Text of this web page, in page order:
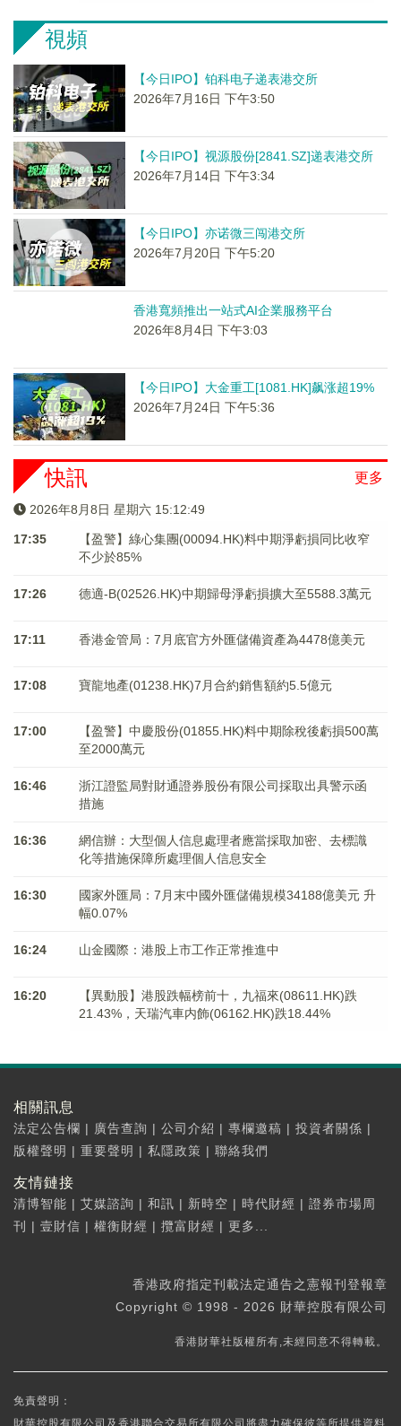
視頻
【今日IPO】铂科电子递表港交所
2026年7月16日 下午3:50
【今日IPO】视源股份[2841.SZ]递表港交所
2026年7月14日 下午3:34
【今日IPO】亦诺微三闯港交所
2026年7月20日 下午5:20
香港寬頻推出一站式AI企業服務平台
2026年8月4日 下午3:03
【今日IPO】大金重工[1081.HK]飙涨超19%
2026年7月24日 下午5:36
更多
快訊
2026年8月8日 星期六 15:12:49
17:35
【盈警】綠心集團(00094.HK)料中期淨虧損同比收窄
不少於85%
17:26 德適-B(02526.HK)中期歸母淨虧損擴大至5588.3萬元
17:11 香港金管局：7月底官方外匯儲備資產為4478億美元
17:08 寶龍地產(01238.HK)7月合約銷售額約5.5億元
17:00
【盈警】中慶股份(01855.HK)料中期除稅後虧損500萬
至2000萬元
16:46
浙江證監局對財通證券股份有限公司採取出具警示函
措施
16:36
網信辦：大型個人信息處理者應當採取加密、去標識
化等措施保障所處理個人信息安全
16:30
國家外匯局：7月末中國外匯儲備規模34188億美元 升
幅0.07%
16:24 山金國際：港股上市工作正常推進中
16:20
【異動股】港股跌幅榜前十，九福來(08611.HK)跌
21.43%，天瑞汽車内飾(06162.HK)跌18.44%
相關訊息
法定公告欄 | 廣告查詢 | 公司介紹 | 專欄邀稿 | 投資者關係 |
版權聲明 | 重要聲明 | 私隱政策 | 聯絡我們
友情鏈接
清博智能 | 艾媒諮詢 | 和訊 | 新時空 | 時代財經 | 證券市場周
刊
| 壹財信 | 權衡財經 | 攬富財經 | 更多...
香港政府指定刊載法定通告之憲報刊登報章
Copyright © 1998 - 2026 財華控股有限公司
香港財華社版權所有,未經同意不得轉載。
免責聲明：